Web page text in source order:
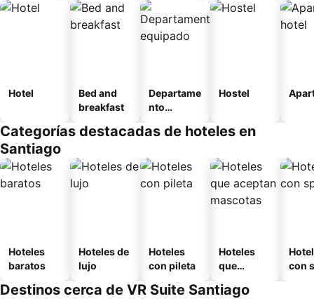
Hotel
Bed and
breakfast
Departame
nto
Hostel
Categorías destacadas de hoteles en
Santiago
Hoteles
baratos
Hoteles de
lujo
Hoteles
con pileta
Hoteles
que
mascotas
con
Destinos cerca de VR Suite Santiago